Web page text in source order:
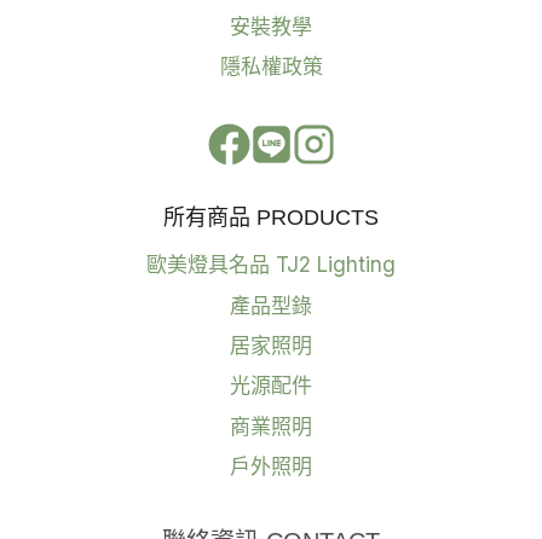
安裝教學
隱私權政策
所有商品 PRODUCTS
歐美燈具名品 TJ2 Lighting
產品型錄
居家照明
光源配件
商業照明
戶外照明